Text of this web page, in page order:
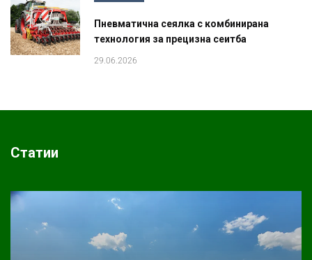
Пневматична сеялка с комбинирана
технология за прецизна сеитба
29.06.2026
Статии